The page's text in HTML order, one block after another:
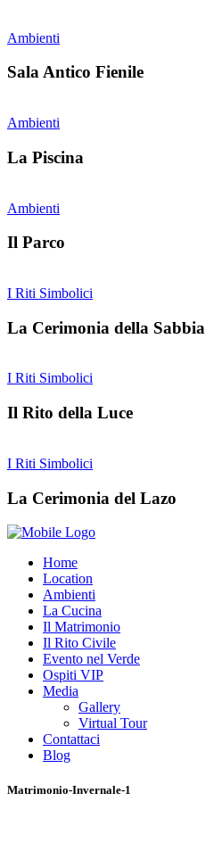
Ambienti
Sala Antico Fienile
Ambienti
La Piscina
Ambienti
Il Parco
I Riti Simbolici
La Cerimonia della Sabbia
I Riti Simbolici
Il Rito della Luce
I Riti Simbolici
La Cerimonia del Lazo
Home
Location
Ambienti
La Cucina
Il Matrimonio
Il Rito Civile
Evento nel Verde
Ospiti VIP
Media
Gallery
Virtual Tour
Contattaci
Blog
Matrimonio-Invernale-1